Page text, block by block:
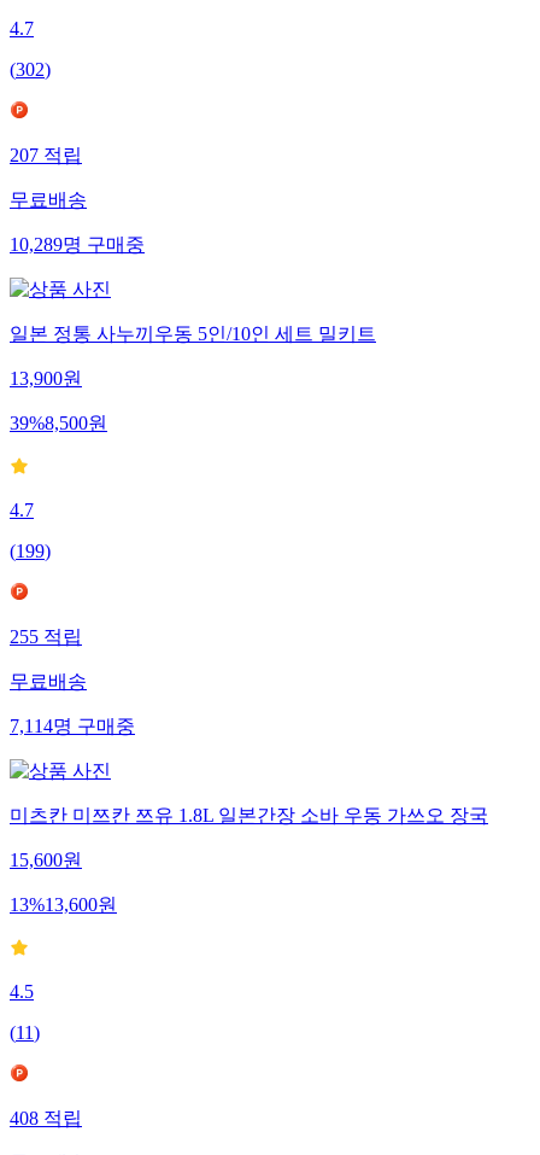
4.7
(302)
207적립
무료배송
10,289명구매중
일본 정통 사누끼우동 5인/10인 세트 밀키트
13,900원
39%8,500원
4.7
(199)
255적립
무료배송
7,114명구매중
미츠칸 미쯔칸 쯔유 1.8L 일본간장 소바 우동 가쓰오 장국
15,600원
13%13,600원
4.5
(11)
408적립